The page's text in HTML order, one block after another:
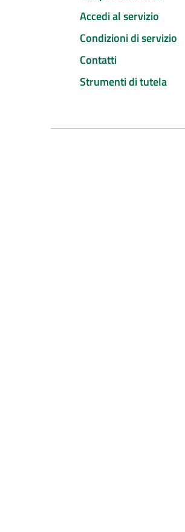
Accedi al servizio
Condizioni di servizio
Contatti
Strumenti di tutela